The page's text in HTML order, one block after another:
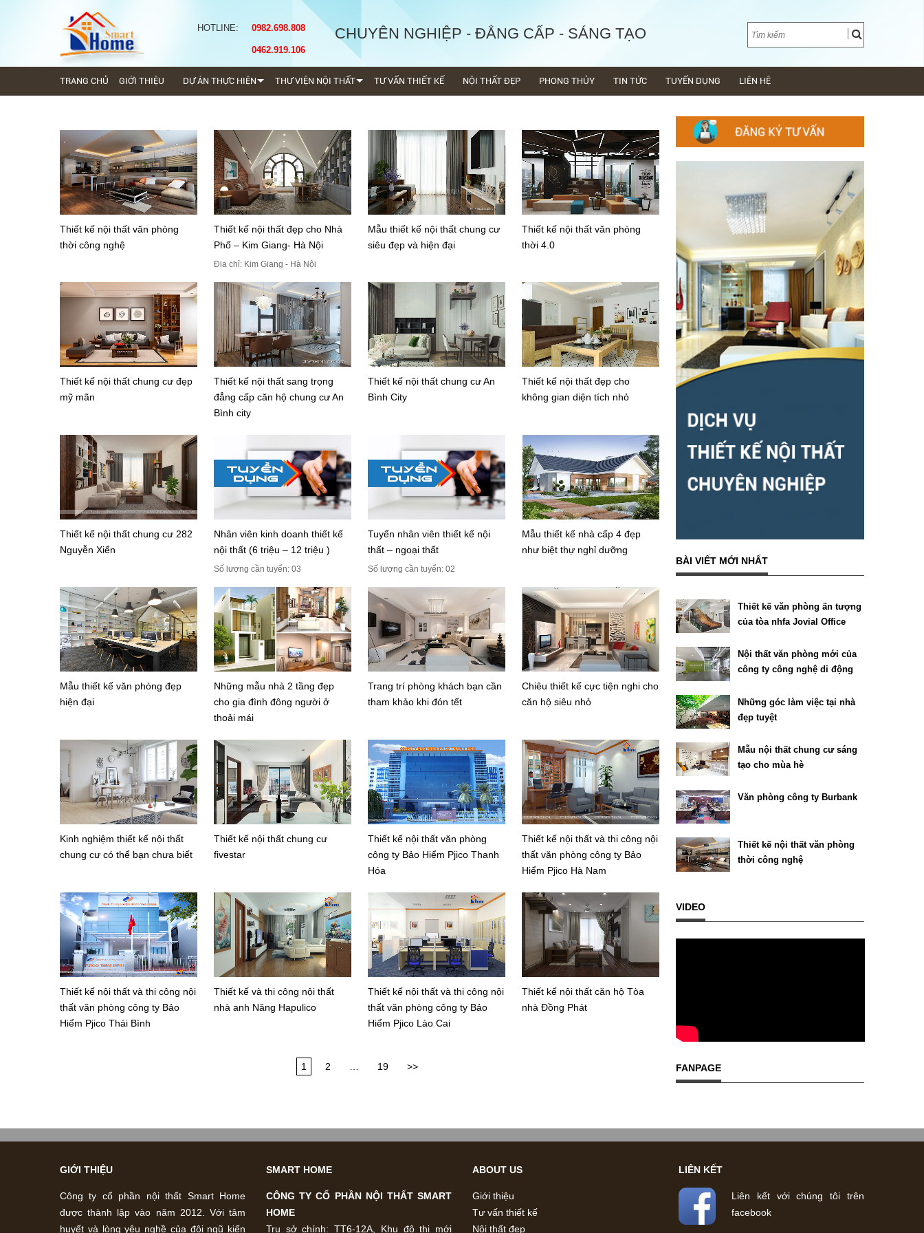
HOTLINE: 0982.698.808
0462.919.106
CHUYÊN NGHIỆP - ĐẲNG CẤP - SÁNG TẠO
TRANG CHỦ GIỚI THIỆU DỰ ÁN THỰC HIỆN THƯ VIỆN NỘI THẤT TƯ VẤN THIẾT KẾ NỘI THẤT ĐẸP PHONG THỦY TIN TỨC TUYỂN DỤNG LIÊN HỆ
Thiết kế nội thất văn phòng
thời công nghệ
Thiết kế nội thất đẹp cho Nhà
Phố – Kim Giang- Hà Nội
Địa chỉ: Kim Giang - Hà Nội
Mẫu thiết kế nội thất chung cư
siêu đẹp và hiện đại
Thiết kế nội thất văn phòng
thời 4.0
Thiết kế nội thất chung cư đẹp
mỹ mãn
Thiết kế nội thất sang trọng
đẳng cấp căn hộ chung cư An
Bình city
Thiết kế nội thất chung cư An
Bình City
Thiết kế nội thất đẹp cho
không gian diện tích nhỏ
Thiết kế nội thất chung cư 282
Nguyễn Xiển
Nhân viên kinh doanh thiết kế
nội thất (6 triệu – 12 triệu )
Số lượng cần tuyển: 03
Tuyển nhân viên thiết kế nội
thất – ngoại thất
Số lượng cần tuyển: 02
Mẫu thiết kế nhà cấp 4 đẹp
như biệt thự nghỉ dưỡng
Mẫu thiết kế văn phòng đẹp
hiện đại
Những mẫu nhà 2 tầng đẹp
cho gia đình đông người ở
thoải mái
Trang trí phòng khách bạn cần
tham khảo khi đón tết
Chiêu thiết kế cực tiện nghi cho
căn hộ siêu nhỏ
Kinh nghiệm thiết kế nội thất
chung cư có thể bạn chưa biết
Thiết kế nội thất chung cư
fivestar
Thiết kế nội thất văn phòng
công ty Bảo Hiểm Pjico Thanh
Hóa
Thiết kế nội thất và thi công nội
thất văn phòng công ty Bảo
Hiểm Pjico Hà Nam
Thiết kế nội thất và thi công nội
thất văn phòng công ty Bảo
Hiểm Pjico Thái Bình
Thiết kế và thi công nội thất
nhà anh Năng Hapulico
Thiết kế nội thất và thi công nội
thất văn phòng công ty Bảo
Hiểm Pjico Lào Cai
Thiết kế nội thất căn hộ Tòa
nhà Đồng Phát
1 2 … 19 >>
BÀI VIẾT MỚI NHẤT
Thiết kế văn phòng ấn tượng
của tòa nhfa Jovial Office
Nội thất văn phòng mới của
công ty công nghệ di động
Những góc làm việc tại nhà
đẹp tuyệt
Mẫu nội thất chung cư sáng
tạo cho mùa hè
Văn phòng công ty Burbank
Thiết kế nội thất văn phòng
thời công nghệ
VIDEO
FANPAGE
GIỚI THIỆU
Công ty cổ phần nội thất Smart Home
được thành lập vào năm 2012. Với tâm
huyết và lòng yêu nghề của đội ngũ kiến
SMART HOME
CÔNG TY CỔ PHẦN NỘI THẤT SMART
HOME
Trụ sở chính: TT6-12A, Khu đô thị mới
ABOUT US
Giới thiệu
Tư vấn thiết kế
Nội thất đẹp
LIÊN KẾT
Liên kết với chúng tôi trên
facebook